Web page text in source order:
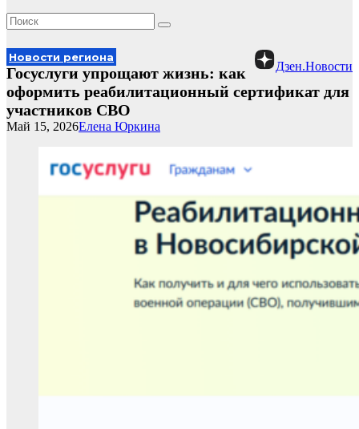
Дзен.Новости
Новости региона
Госуслуги упрощают жизнь: как
оформить реабилитационный сертификат для
участников СВО
Елена Юркина
Май 15, 2026